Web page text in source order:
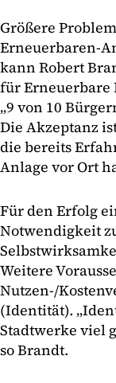
Größere
Erneuerbaren-
kann Robert
für Erneuerbare
„9 von 10
Die Akzeptanz
die bereits
Anlage vor Ort
Für den Erfolg
Notwendigkeit
Weitere
Nutzen-/
(Identität).
Stadtwerke viel
so Brandt.